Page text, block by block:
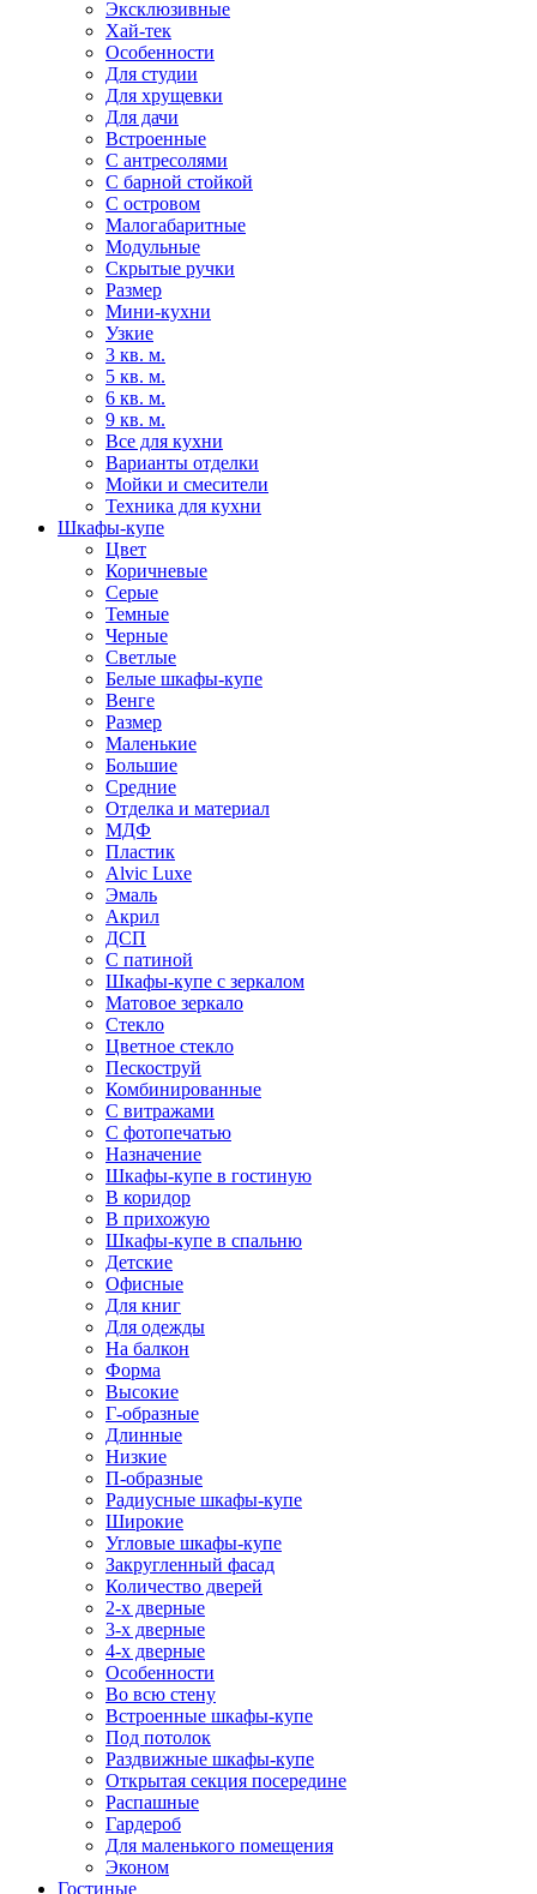
Эксклюзивные
Хай-тек
Особенности
Для студии
Для хрущевки
Для дачи
Встроенные
С антресолями
С барной стойкой
С островом
Малогабаритные
Модульные
Скрытые ручки
Размер
Мини-кухни
Узкие
3 кв. м.
5 кв. м.
6 кв. м.
9 кв. м.
Все для кухни
Варианты отделки
Мойки и смесители
Техника для кухни
Шкафы-купе
Цвет
Коричневые
Серые
Темные
Черные
Светлые
Белые шкафы-купе
Венге
Размер
Маленькие
Большие
Средние
Отделка и материал
МДФ
Пластик
Alvic Luxe
Эмаль
Акрил
ДСП
С патиной
Шкафы-купе с зеркалом
Матовое зеркало
Стекло
Цветное стекло
Пескоструй
Комбинированные
С витражами
С фотопечатью
Назначение
Шкафы-купе в гостиную
В коридор
В прихожую
Шкафы-купе в спальню
Детские
Офисные
Для книг
Для одежды
На балкон
Форма
Высокие
Г-образные
Длинные
Низкие
П-образные
Радиусные шкафы-купе
Широкие
Угловые шкафы-купе
Закругленный фасад
Количество дверей
2-х дверные
3-х дверные
4-х дверные
Особенности
Во всю стену
Встроенные шкафы-купе
Под потолок
Раздвижные шкафы-купе
Открытая секция посередине
Распашные
Гардероб
Для маленького помещения
Эконом
Гостиные